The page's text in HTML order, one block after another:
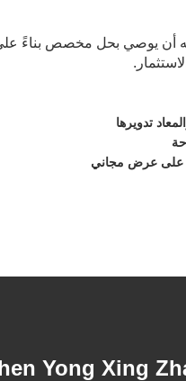
أن يوصي بحل مخصص بناءً
تدويرها
على عرض مجاني
Yong Xing